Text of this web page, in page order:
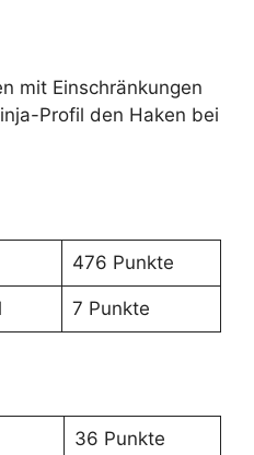
mit Einschränkungen
Profil den Haken bei
476 Punkte
7 Punkte
36 Punkte